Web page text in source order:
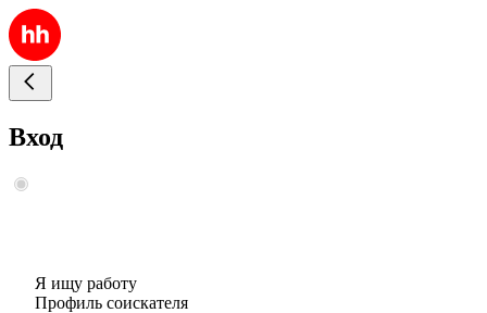
Вход
Я ищу работу
Профиль соискателя